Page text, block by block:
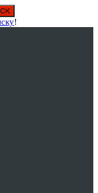
!